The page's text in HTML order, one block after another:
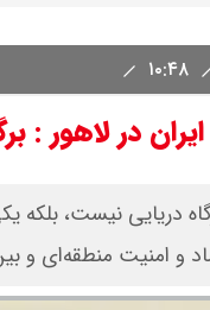
در لاهور :
دریایی نیست، بلکه
و امنیت منطقه‌ای و